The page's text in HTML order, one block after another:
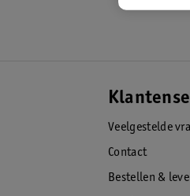
Veelgestelde
Contact
Bestellen &